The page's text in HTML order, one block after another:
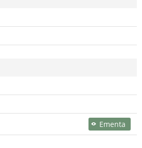
Ementa